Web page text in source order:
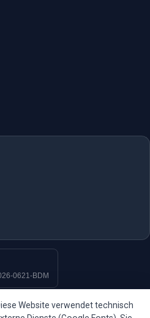
0621-BDM
Website verwendet technisch